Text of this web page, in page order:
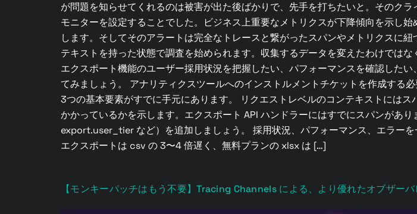
が問題を知らせてくれるのは被害が出た後ばかりで、先手を打ちたいと。そのク
モニターを設定することでした。ビジネス上重要なメトリクスが下降傾向を示し
します。そしてそのアラートは完全なトレースと繋がったスパンやメトリクスに
テキストを持った状態で調査を始められます。収集するデータを変えたわけでは
エクスポート機能のユーザー採用状況を把握したい、パフォーマンスを確認した
てみましょう。 アナリティクスツールへのインストルメントチケットを作成する
3つの基本要素がすでに手元にあります。 リクエストレベルのコンテキストには
かかっているかを示します。エクスポート API ハンドラーにはすでにスパンがあ
export.user_tier など）を追加しましょう。 採用状況、パフォーマンス、エラー
エクスポートは csv の 3〜4 倍遅く、無料プランの xlsx は […]
【モンキーパッチはもう不要】Tracing Channels による、より優れたオブザーバ